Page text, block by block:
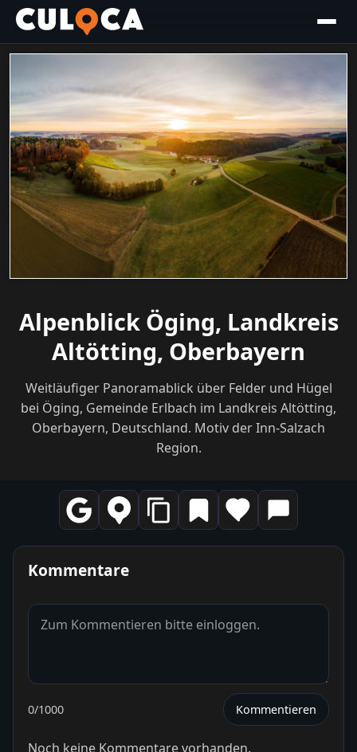
Alpenblick Öging, Landkreis
Altötting, Oberbayern
Weitläufiger Panoramablick über Felder und Hügel
bei Öging, Gemeinde Erlbach im Landkreis Altötting,
Oberbayern, Deutschland. Motiv der Inn-Salzach
Region.
Kommentare
0/1000 Kommentieren
Noch keine Kommentare vorhanden.